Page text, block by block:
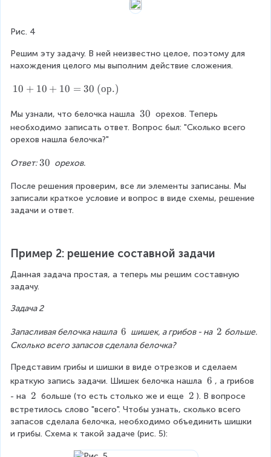
Рис. 4
Решим эту задачу. В ней неизвестно целое, поэтому для
нахождения целого мы выполним действие сложения.
1
+
1
0
1
=
3
0
о
р
.)
10 + 10 + 10 = 30 (ор.)
Мы узнали, что белочка нашла \
\
30 орехов. Теперь
необходимо записать ответ. Вопрос был: "Сколько всего
орехов нашла белочка?"
Ответ: \
3
0
30 орехов.
После решения проверим, все ли элементы записаны. Мы
записали краткое условие и вопрос в виде схемы, решение
задачи и ответ.
Пример 2: решение составной задачи
Данная задача простая, а теперь мы решим составную
задачу.
Задача 2
Запасливая белочка нашла \
\
6 шишек, а грибов - на \
2 больше.
Сколько всего запасов сделала белочка?
Представим грибы и шишки в виде отрезков и сделаем
краткую запись задачи. Шишек белочка нашла \
\
6 , а грибов
- на \
\
2
2 больше (то есть столько же и еще \
\
2
2 ). В вопросе
встретилось слово "всего". Чтобы узнать, сколько всего
запасов сделала белочка, необходимо объединить шишки
и грибы. Схема к такой задаче (рис. 5):